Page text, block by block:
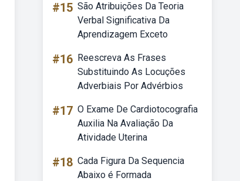
#15 São Atribuições Da Teoria
Verbal Significativa Da
Aprendizagem Exceto
#16 Reescreva As Frases
Substituindo As Locuções
Adverbiais Por Advérbios
#17 O Exame De Cardiotocografia
Auxilia Na Avaliação Da
Atividade Uterina
#18 Cada Figura Da Sequencia
Abaixo é Formada